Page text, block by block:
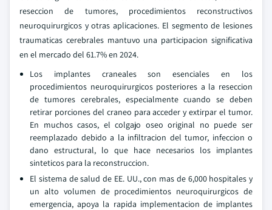
reseccion de tumores, procedimientos reconstructivos
neuroquirurgicos y otras aplicaciones. El segmento de lesiones
traumaticas cerebrales mantuvo una participacion significativa
en el mercado del 61.7% en 2024.
Los implantes craneales son esenciales en los
procedimientos neuroquirurgicos posteriores a la reseccion
de tumores cerebrales, especialmente cuando se deben
retirar porciones del craneo para acceder y extirpar el tumor.
En muchos casos, el colgajo oseo original no puede ser
reemplazado debido a la infiltracion del tumor, infeccion o
dano estructural, lo que hace necesarios los implantes
sinteticos para la reconstruccion.
El sistema de salud de EE. UU., con mas de 6,000 hospitales y
un alto volumen de procedimientos neuroquirurgicos de
emergencia, apoya la rapida implementacion de implantes